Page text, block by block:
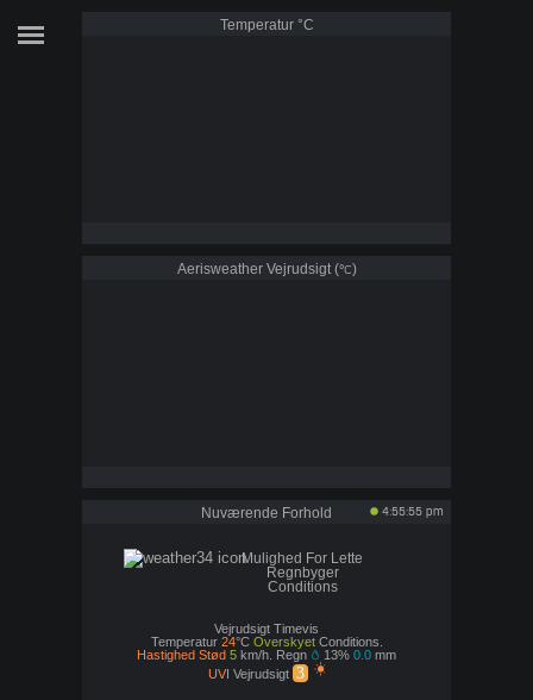
Temperatur °C
Aerisweather Vejrudsigt (°C)
Nuværende Forhold 4:55:55 pm
Mulighed For Lette
Regnbyger
Conditions
Vejrudsigt Timevis
Temperatur 24°COverskyet Conditions.
Hastighed Stød 5 km/h. Regn 13% 0.0 mm
UVI Vejrudsigt 3